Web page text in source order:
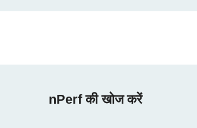
nPerf की खोज करें